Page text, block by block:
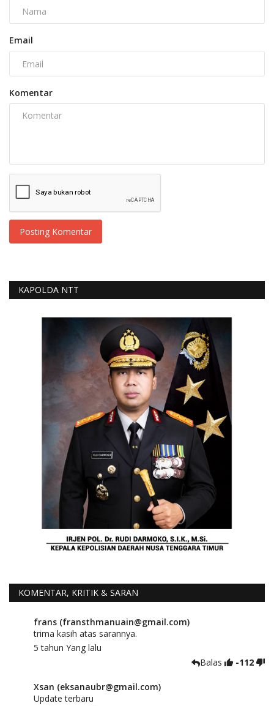
Email
Komentar
Posting Komentar
KAPOLDA NTT
KOMENTAR, KRITIK & SARAN
frans (fransthmanuain@gmail.com)
trima kasih atas sarannya.
5 tahun Yang lalu
Balas
-112
Xsan (eksanaubr@gmail.com)
Update terbaru